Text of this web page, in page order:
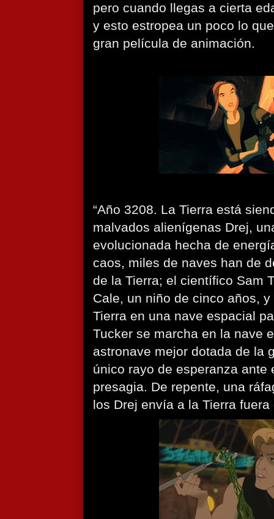
pero cuando llegas a cierta
y esto estropea un poco lo
gran película de animación.
“Año 3208. La Tierra está
malvados alienígenas Drej,
evolucionada hecha de
caos, miles de naves han de
de la Tierra; el científico Sam
Cale, un niño de cinco años,
Tierra en una nave espacial
Tucker se marcha en la nave
astronave mejor dotada de la
único rayo de esperanza ante
presagia. De repente, una
los Drej envía a la Tierra fuera